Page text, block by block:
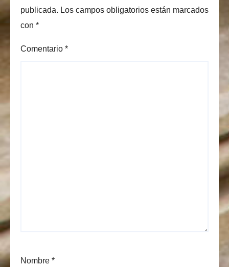
publicada. Los campos obligatorios están marcados
con *
Comentario *
Nombre *